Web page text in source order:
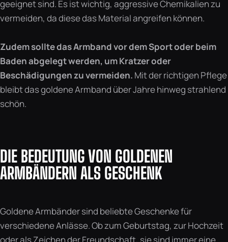
geeignet sind. Es ist wichtig, aggressive Chemikalien zu
vermeiden, da diese das Material angreifen können.
Zudem sollte das Armband vor dem Sport oder beim
Baden abgelegt werden, um Kratzer oder
Beschädigungen zu vermeiden. Mit der richtigen Pflege
bleibt das goldene Armband über Jahre hinweg strahlend
schön.
DIE BEDEUTUNG VON GOLDENEN
ARMBÄNDERN ALS GESCHENK
Goldene Armbänder sind beliebte Geschenke für
verschiedene Anlässe. Ob zum Geburtstag, zur Hochzeit